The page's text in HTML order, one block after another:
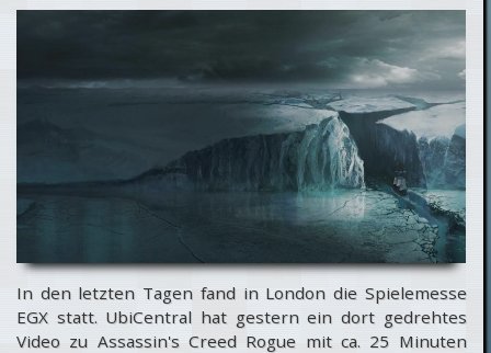
In den letzten Tagen fand in London die Spielemesse
EGX statt. UbiCentral hat gestern ein dort gedrehtes
Video zu Assassin's Creed Rogue mit ca. 25 Minuten